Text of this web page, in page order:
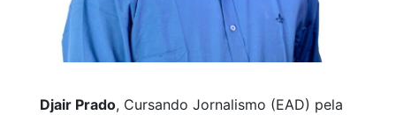
Djair Prado, Cursando Jornalismo (EAD) pela